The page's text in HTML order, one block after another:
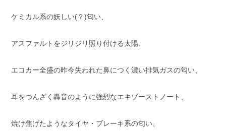
ケミカル系の妖しい(？)匂い、
アスファルトをジリジリ照り付ける太陽、
エコカー全盛の昨今失われた鼻につく濃い排気ガスの匂い、
耳をつんざく轟音のように強烈なエキゾーストノート、
焼け焦げたようなタイヤ・ブレーキ系の匂い、